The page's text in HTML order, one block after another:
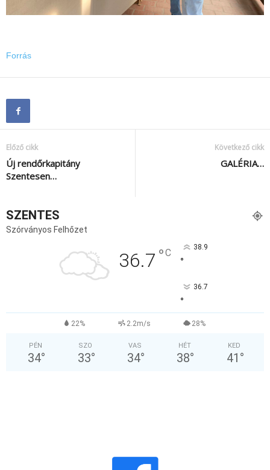
Forrás
Előző cikk
Új rendőrkapitány
Szentesen…
Következő cikk
GALÉRIA…
SZENTES
Szórványos Felhőzet
36.7 °C 38.9
°
36.7
°
22% 2.2m/s 28%
PÉN
34°
SZO
33°
VAS
34°
HÉT
38°
KED
41 °